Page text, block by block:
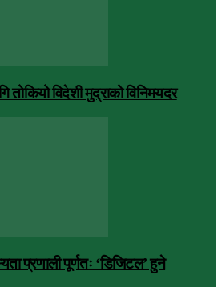
तोकियो विदेशी मुद्राको विनिमयदर
प्रणाली पूर्णतः ‘डिजिटल’ हुने